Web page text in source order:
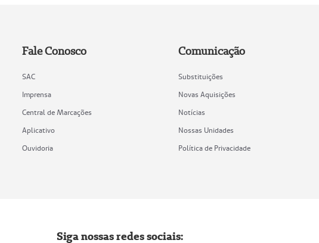
Fale Conosco
SAC
Imprensa
Central de Marcações
Aplicativo
Ouvidoria
Comunicação
Substituições
Novas Aquisições
Notícias
Nossas Unidades
Política de Privacidade
Siga nossas redes sociais: